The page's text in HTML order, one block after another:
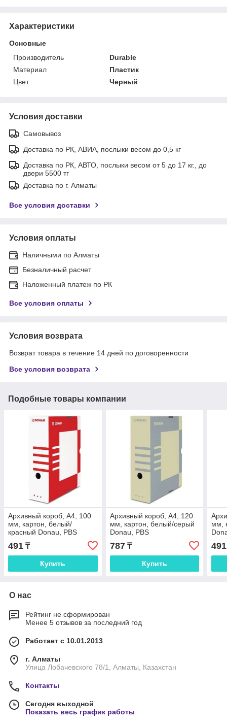
Характеристики
Основные
Производитель
Durable
Материал
Пластик
Цвет
Черный
Условия доставки
Самовывоз
Доставка по РК, АВИА, послыки весом до 0,5 кг
Доставка по РК, АВТО, послыки весом от 5 до 17 кг., до
двери 5500 тг
Доставка по г. Алматы
Все условия доставки
Условия оплаты
Наличными по Алматы
Безналичный расчет
Наложенный платеж по РК
Все условия оплаты
Условия возврата
Возврат товара в течение 14 дней по договоренности
Все условия возврата
Подобные товары компании
Архивный короб, A4, 100
мм, картон, белый/
красный Donau, PBS
491 ₸
Купить
Архивный короб, A4, 120
мм, картон, белый/серый
Donau, PBS
787₸
Купить
мм,
491
О нас
Рейтинг не сформирован
Менее 5 отзывов за последний год
Работает с 10.01.2013
г. Алматы
Улица Лобачевского 78/1, Алматы, Казахстан
Контакты
Сегодня выходной
Показать весь график работы